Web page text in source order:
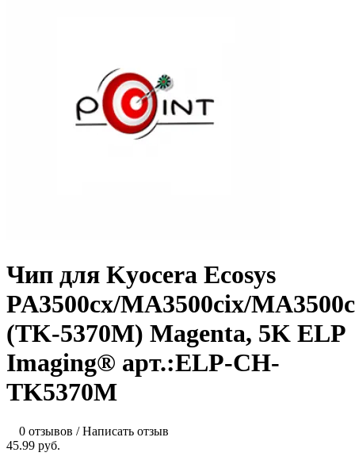
Чип для Kyocera Ecosys
PA3500cx/MA3500cix/
(TK-5370M) Magenta, 5K ELP
Imaging® арт.:ELP-CH-
TK5370M
0 отзывов /Написать отзыв
45.99 руб.